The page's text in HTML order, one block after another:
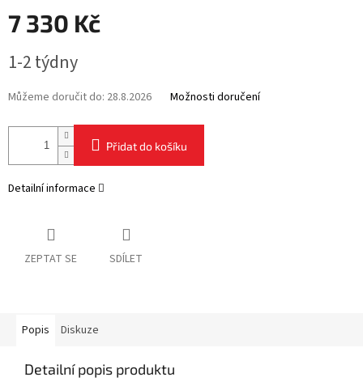
7 330 Kč
cena:
1-2 týdny
Můžeme doručit do: 28.8.2026 Možnosti doručení
Přidat do košíku
Detailní informace
ZEPTAT SE SDÍLET
Popis Diskuze
Detailní popis produktu